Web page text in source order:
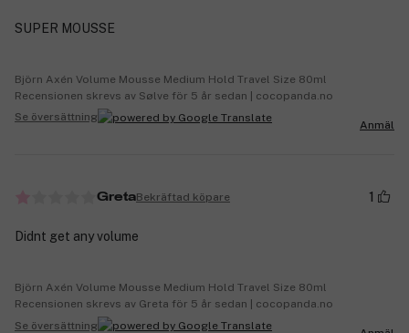
SUPER MOUSSE
Björn Axén Volume Mousse Medium Hold Travel Size 80ml
Recensionen skrevs av Sølve för 5 år sedan | cocopanda.no
Se översättning
Anmäl
GretaBekräftad köpare 1
Didnt get any volume
Björn Axén Volume Mousse Medium Hold Travel Size 80ml
Recensionen skrevs av Greta för 5 år sedan | cocopanda.no
Se översättning